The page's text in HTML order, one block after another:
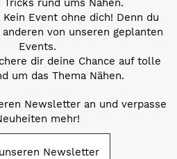
Event ohne dich! Denn du
von unseren geplanten
Events.
dir deine Chance auf tolle
um das Thema Nähen.
Newsletter an und verpasse
mehr!
Newsletter